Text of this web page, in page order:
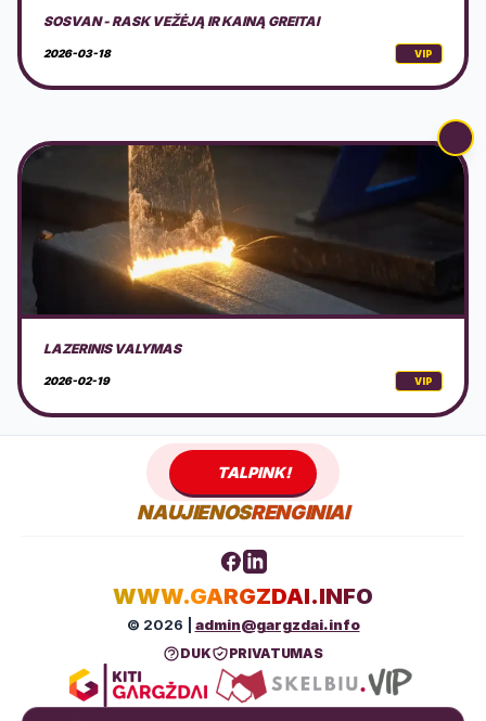
TALPINK!
NAUJIENOSRENGINIAI
WWW.GARGZDAI.INFO
© 2026 |admin@gargzdai.info
DUK PRIVATUMAS